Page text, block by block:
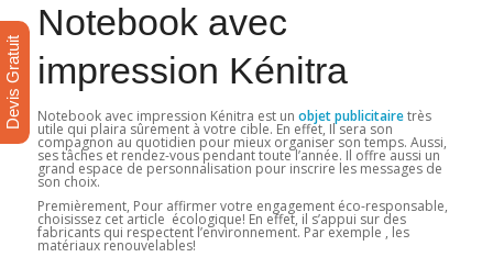
Notebook avec
impression Kénitra
Notebook avec impression Kénitra est un objet publicitairetrès
utile qui plaira sûrement à votre cible. En effet, Il sera son
compagnon au quotidien pour mieux organiser son temps. Aussi,
ses tâches et rendez-vous pendant toute l’année. Il offre aussi un
grand espace de personnalisation pour inscrire les messages de
son choix.
Premièrement, Pour affirmer votre engagement éco-responsable,
choisissez cet article écologique! En effet, il s’appui sur des
fabricants qui respectent l’environnement. Par exemple , les
matériaux renouvelables!
Devis Gratuit